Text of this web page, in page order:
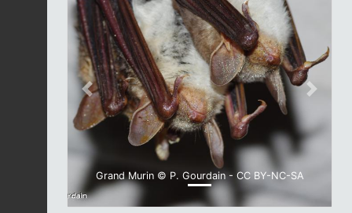
Grand Murin © P. Gourdain - CC BY-NC-SA
Previous Next